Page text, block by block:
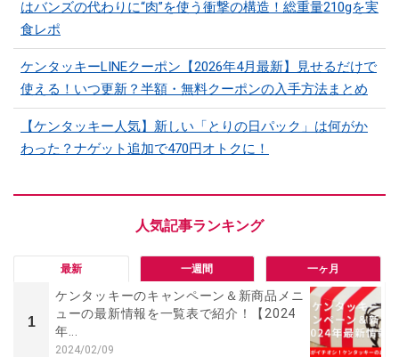
はバンズの代わりに“肉”を使う衝撃の構造！総重量210gを実
食レポ
ケンタッキーLINEクーポン【2026年4月最新】見せるだけで
使える！いつ更新？半額・無料クーポンの入手方法まとめ
【ケンタッキー人気】新しい「とりの日パック」は何がか
わった？ナゲット追加で470円オトクに！
最新 一週間 一ヶ月
1
ケンタッキーのキャンペーン＆新商品メニ
ューの最新情報を一覧表で紹介！【2024
年...
2024/02/09